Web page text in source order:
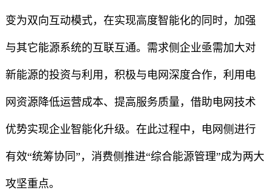
变为双向互动模式，在实现高度智能化的同时，加强
与其它能源系统的互联互通。需求侧企业亟需加大对
新能源的投资与利用，积极与电网深度合作，利用电
网资源降低运营成本、提高服务质量，借助电网技术
优势实现企业智能化升级。在此过程中，电网侧进行
有效“统筹协同”，消费侧推进“综合能源管理”成为两大
攻坚重点。